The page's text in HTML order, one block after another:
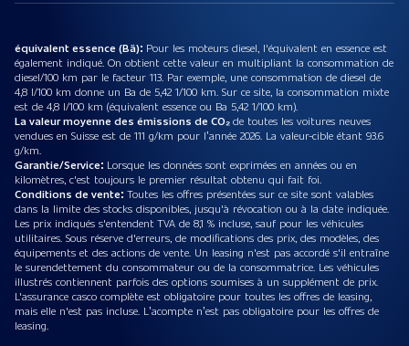
équivalent essence (Bä): Pour les moteurs diesel, l'équivalent en essence est
également indiqué. On obtient cette valeur en multipliant la consommation de
diesel/100 km par le facteur 113. Par exemple, une consommation de diesel de
4,8 l/100 km donne un Ba de 5,42 1/100 km. Sur ce site, la consommation mixte
est de 4,8 l/100 km (équivalent essence ou Ba 5,42 1/100 km).
La valeur moyenne des émissions de CO₂de toutes les voitures neuves
vendues en Suisse est de 111 g/km pour l’année 2026. La valeur-cible étant 93.6
g/km.
Garantie/Service: Lorsque les données sont exprimées en années ou en
kilomètres, c'est toujours le premier résultat obtenu qui fait foi.
Conditions de vente: Toutes les offres présentées sur ce site sont valables
dans la limite des stocks disponibles, jusqu'à révocation ou à la date indiquée.
Les prix indiqués s'entendent TVA de 8,1 % incluse, sauf pour les véhicules
utilitaires. Sous réserve d'erreurs, de modifications des prix, des modèles, des
équipements et des actions de vente. Un leasing n'est pas accordé s'il entraîne
le surendettement du consommateur ou de la consommatrice. Les véhicules
illustrés contiennent parfois des options soumises à un supplément de prix.
L'assurance casco complète est obligatoire pour toutes les offres de leasing,
mais elle n'est pas incluse. L’acompte n’est pas obligatoire pour les offres de
leasing.